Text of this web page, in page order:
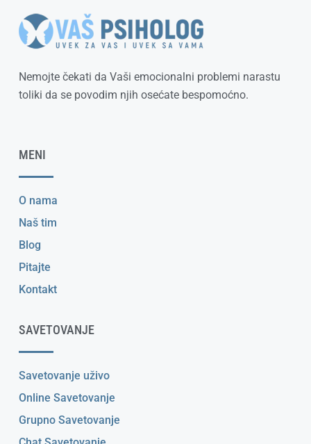
Nemojte čekati da Vaši emocionalni problemi narastu
toliki da se povodim njih osećate bespomoćno.
MENI
O nama
Naš tim
Blog
Pitajte
Kontakt
SAVETOVANJE
Savetovanje uživo
Online Savetovanje
Grupno Savetovanje